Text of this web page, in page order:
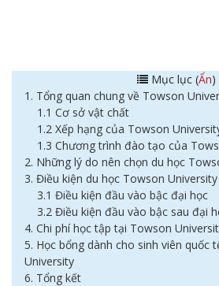
Mục lục (Ẩn)
1. Tổng quan chung về Towson
1.1 Cơ sở vật chất
1.2 Xếp hạng của Towson
1.3 Chương trình đào tạo của
2. Những lý do nên chọn du học
3. Điều kiện du học Towson University
3.1 Điều kiện đầu vào bậc đại học
3.2 Điều kiện đầu vào bậc sau đại
4. Chi phí học tập tại Towson
5. Học bổng dành cho sinh viên quốc
University
6. Tổng kết